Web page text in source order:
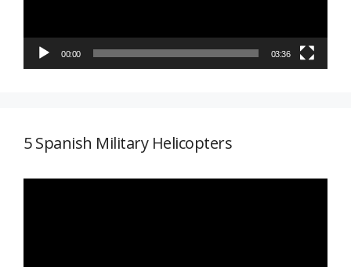
00:00 03:36
5 Spanish Military Helicopters